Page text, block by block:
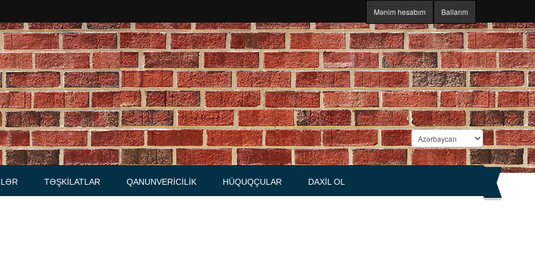
Mənim hesabım Ballarım
qaydalar
TƏŞKILATLAR
Məhkəmələr
Notariuslar
Prokurorluqlar
Vəkil qurumları
QANUNVERICILIK HÜQUQÇULAR DAXIL OL